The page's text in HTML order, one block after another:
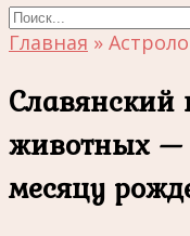
Search
for:
Главная »
Славянский
животных —
месяцу